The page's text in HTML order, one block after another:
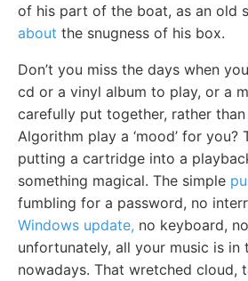
of his part of the boat, as an old
about the snugness of his box.
Don’t you miss the days when
cd or a vinyl album to play, or a
carefully put together, rather
Algorithm play a ‘mood’ for you?
putting a cartridge into a
something magical. The simple
fumbling for a password, no
Windows update, no keyboard,
unfortunately, all your music is in
nowadays. That wretched cloud,